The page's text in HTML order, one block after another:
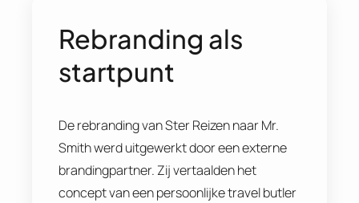
Rebranding als
startpunt
De rebranding van Ster Reizen naar Mr.
Smith werd uitgewerkt door een externe
brandingpartner. Zij vertaalden het
concept van een persoonlijke travel butler